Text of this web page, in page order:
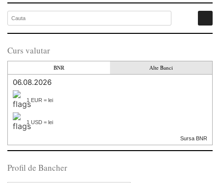
Curs valutar
BNR Alte Banci
06.08.2026
1 EUR = lei
1 USD = lei
Sursa BNR
Profil de Bancher